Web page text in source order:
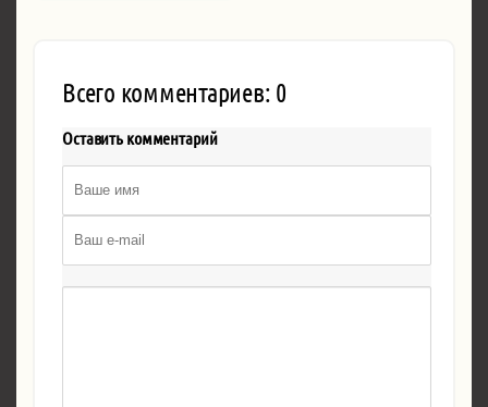
Всего комментариев: 0
Оставить комментарий